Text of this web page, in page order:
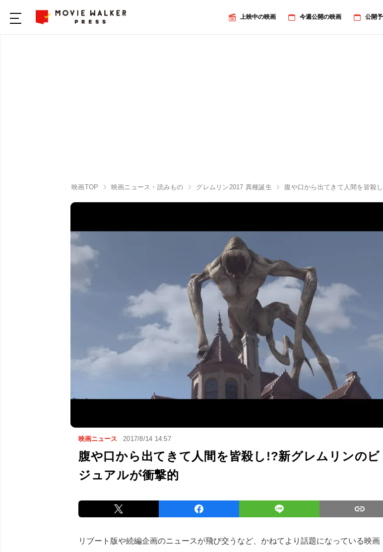
上映中の映画 今週公開の映画 公開
映画TOP 映画ニュース・読みもの グレムリン2017 異種誕生 腹や口から出てきて人間を皆殺
映画ニュース 2017/8/14 14:57
腹や口から出てきて人間を皆殺し!?新グレムリンのビ
ジュアルが衝撃的
リブート版や続編企画のニュースが飛び交うなど、かねてより話題になっている映画